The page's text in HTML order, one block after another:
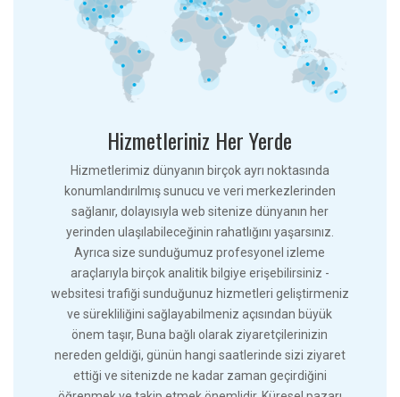
Hizmetleriniz Her Yerde
Hizmetlerimiz dünyanın birçok ayrı noktasında
konumlandırılmış sunucu ve veri merkezlerinden
sağlanır, dolayısıyla web sitenize dünyanın her
yerinden ulaşılabileceğinin rahatlığını yaşarsınız.
Ayrıca size sunduğumuz profesyonel izleme
araçlarıyla birçok analitik bilgiye erişebilirsiniz -
websitesi trafiği sunduğunuz hizmetleri geliştirmeniz
ve sürekliliğini sağlayabilmeniz açısından büyük
önem taşır, Buna bağlı olarak ziyaretçilerinizin
nereden geldiği, günün hangi saatlerinde sizi ziyaret
ettiği ve sitenizde ne kadar zaman geçirdiğini